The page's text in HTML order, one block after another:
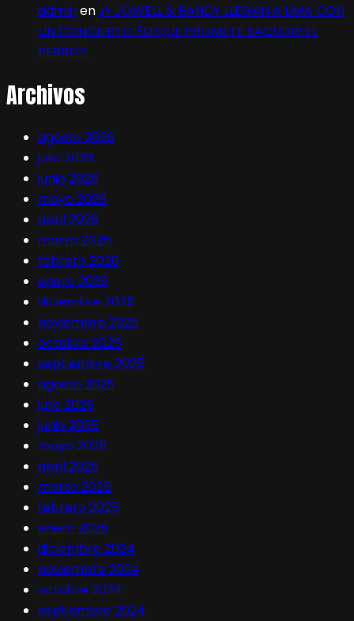
adminen 🎶 JOWELL & RANDY LLEGAN A LIMA CON
UN CONCIERTO 3D QUE PROMETE SACUDIR EL
PERREO:
Archivos
agosto 2026
julio 2026
junio 2026
mayo 2026
abril 2026
marzo 2026
febrero 2026
enero 2026
diciembre 2025
noviembre 2025
octubre 2025
septiembre 2025
agosto 2025
julio 2025
junio 2025
mayo 2025
abril 2025
marzo 2025
febrero 2025
enero 2025
diciembre 2024
noviembre 2024
octubre 2024
septiembre 2024